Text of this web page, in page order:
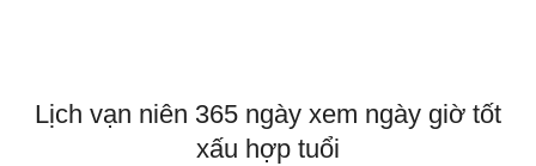
Lịch vạn niên 365 ngày xem ngày giờ tốt
xấu hợp tuổi